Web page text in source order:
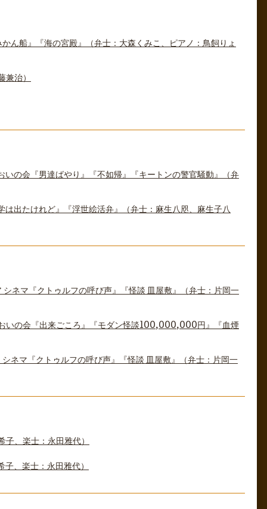
船』『海の宮殿』（弁士：大森くみこ、ピアノ：鳥飼りょ
治）
会『男達ばやり』『不如帰』『キートンの警官騒動』（弁
出たけれど』『浮世絵活弁』（弁士：麻生八咫、麻生子八
ネマ『クトゥルフの呼び声』『怪談 皿屋敷』（弁士：片岡一
の会『出来ごころ』『モダン怪談100,000,000円』『血煙
ネマ『クトゥルフの呼び声』『怪談 皿屋敷』（弁士：片岡一
、楽士：永田雅代）
、楽士：永田雅代）